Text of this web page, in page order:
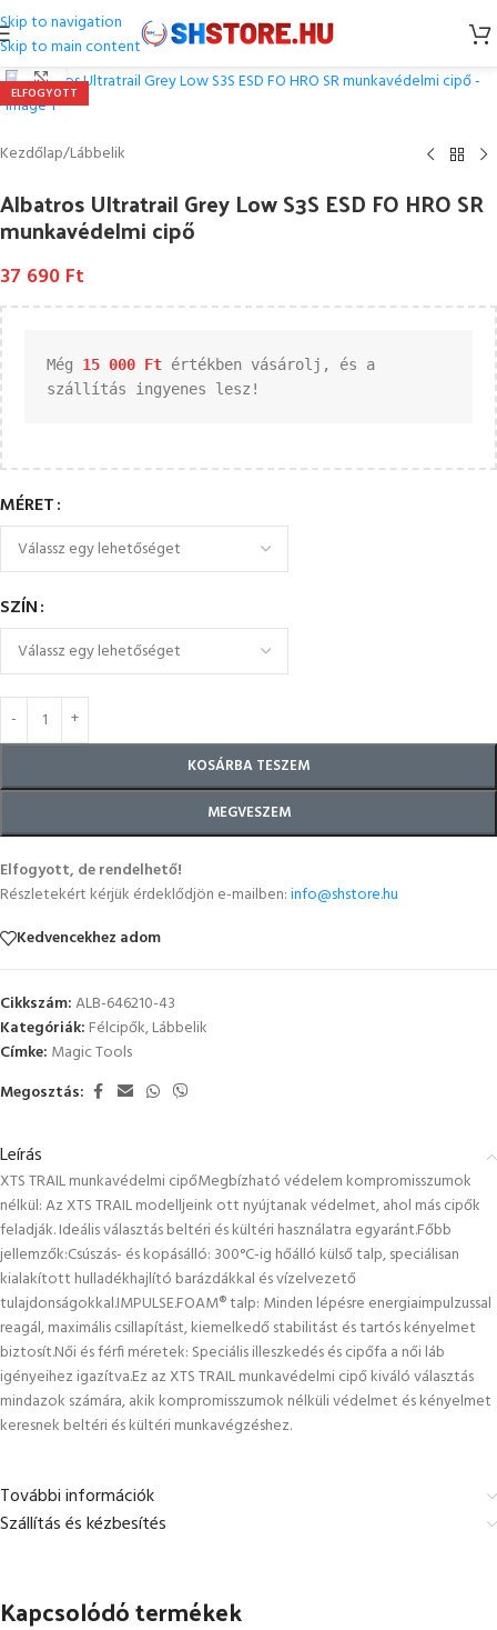
Skip to navigation
Skip to main content
ELFOGYOTT
Kattintson a nagyításhoz
Kezdőlap/Lábbelik
Albatros Ultratrail Grey Low S3S ESD FO HRO SR
munkavédelmi cipő
37 690 Ft
Még 15 000 Ft értékben vásárolj, és a
szállítás ingyenes lesz!
MÉRET
SZÍN
KOSÁRBA TESZEM
MEGVESZEM
Elfogyott, de rendelhető!
Részletekért kérjük érdeklődjön e-mailben:info@shstore.hu
Kedvencekhez adom
Cikkszám:ALB-646210-43
Kategóriák: Félcipők,Lábbelik
Címke: Magic Tools
Megosztás:
Leírás
XTS TRAIL munkavédelmi cipőMegbízható védelem kompromisszumok
nélkül: Az XTS TRAIL modelljeink ott nyújtanak védelmet, ahol más cipők
feladják. Ideális választás beltéri és kültéri használatra egyaránt.Főbb
jellemzők:Csúszás- és kopásálló: 300°C-ig hőálló külső talp, speciálisan
kialakított hulladékhajlító barázdákkal és vízelvezető
tulajdonságokkal.IMPULSE.FOAM® talp: Minden lépésre energiaimpulzussal
reagál, maximális csillapítást, kiemelkedő stabilitást és tartós kényelmet
biztosít.Női és férfi méretek: Speciális illeszkedés és cipőfa a női láb
igényeihez igazítva.Ez az XTS TRAIL munkavédelmi cipő kiváló választás
mindazok számára, akik kompromisszumok nélküli védelmet és kényelmet
keresnek beltéri és kültéri munkavégzéshez.
További információk
Szállítás és kézbesítés
Kapcsolódó termékek